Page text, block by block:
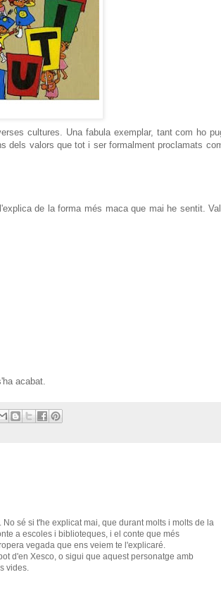
cultures. Una fabula exemplar, tant com ho
dels valors que tot i ser formalment proclamats
de la forma més maca que mai he sentit.
acabat.
sé si t'he explicat mai, que durant molts i molts de la
a escoles i biblioteques, i el conte que més
vegada que ens veiem te l'explicaré.
d'en Xesco, o sigui que aquest personatge amb
vides.